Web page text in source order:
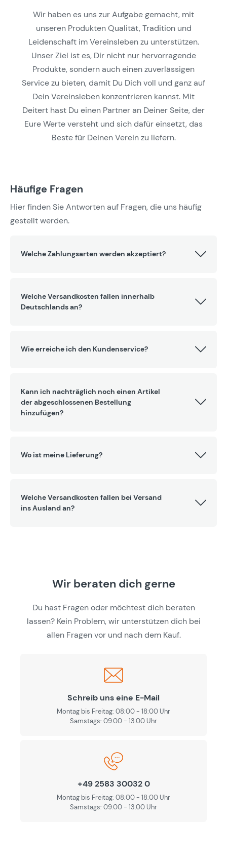
Wir haben es uns zur Aufgabe gemacht, mit
unseren Produkten Qualität, Tradition und
Leidenschaft im Vereinsleben zu unterstützen.
Unser Ziel ist es, Dir nicht nur hervorragende
Produkte, sondern auch einen zuverlässigen
Service zu bieten, damit Du Dich voll und ganz auf
Dein Vereinsleben konzentrieren kannst. Mit
Deitert hast Du einen Partner an Deiner Seite, der
Eure Werte versteht und sich dafür einsetzt, das
Beste für Deinen Verein zu liefern.
Häufige Fragen
Hier finden Sie Antworten auf Fragen, die uns häufig
gestellt werden.
Welche Zahlungsarten werden akzeptiert?
Welche Versandkosten fallen innerhalb
Deutschlands an?
Wie erreiche ich den Kundenservice?
Kann ich nachträglich noch einen Artikel
der abgeschlossenen Bestellung
hinzufügen?
Wo ist meine Lieferung?
Welche Versandkosten fallen bei Versand
ins Ausland an?
Wir beraten dich gerne
Du hast Fragen oder möchtest dich beraten
lassen? Kein Problem, wir unterstützen dich bei
allen Fragen vor und nach dem Kauf.
Schreib uns eine E-Mail
Montag bis Freitag: 08:00 - 18:00 Uhr
Samstags: 09.00 - 13.00 Uhr
+49 2583 30032 0
Montag bis Freitag: 08:00 - 18:00 Uhr
Samstags: 09.00 - 13.00 Uhr